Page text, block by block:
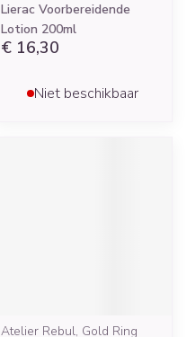
Lierac Voorbereidende
Lotion 200ml
€ 16,30
Niet beschikbaar
Atelier Rebul, Gold Ring